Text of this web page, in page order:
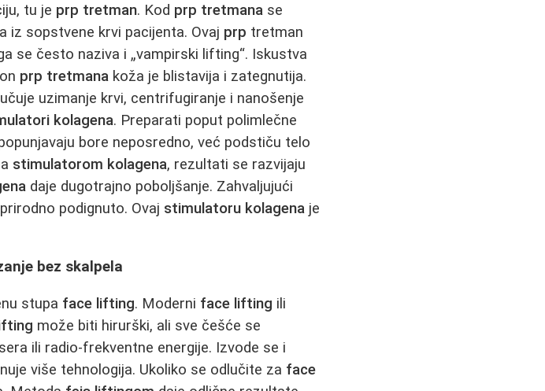
tu je prp tretman. Kod prp tretmana se
iz sopstvene krvi pacijenta. Ovaj prp tretman
se često naziva i „vampirski lifting“. Iskustva
prp tretmana koža je blistavija i zategnutija.
uzimanje krvi, centrifugiranje i nanošenje
kolagena. Preparati poput polimlečne
bore neposredno, već podstiču telo
stimulatorom kolagena, rezultati se razvijaju
daje dugotrajno poboljšanje. Zahvaljujući
podignuto. Ovaj stimulatoru kolagena je
bez skalpela
stupa face lifting. Moderni face lifting ili
može biti hirurški, ali sve češće se
ili radio‑frekventne energije. Izvode se i
više tehnologija. Ukoliko se odlučite za face